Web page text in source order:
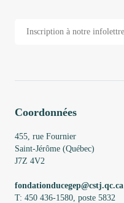
Coordonnées
455, rue Fournier
Saint-Jérôme (Québec)
J7Z 4V2
fondationducegep@cstj.qc.ca
T: 450 436-1580, poste 5832